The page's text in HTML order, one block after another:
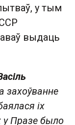
у тым
выдаць
захоўванне
іх
у Празе было